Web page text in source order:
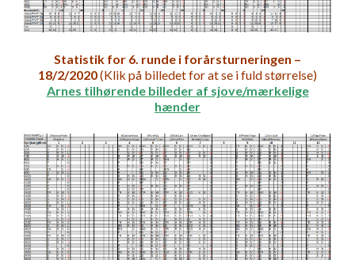
Statistik for 6. runde i forårsturneringen –
18/2/2020(Klik på billedet for at se i fuld størrelse)
Arnes tilhørende billeder af sjove/mærkelige
hænder